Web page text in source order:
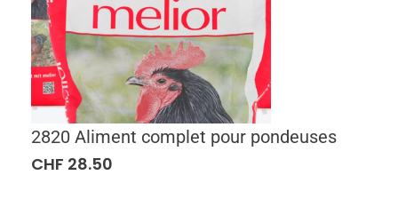
2820 Aliment complet pour pondeuses
CHF 28.50